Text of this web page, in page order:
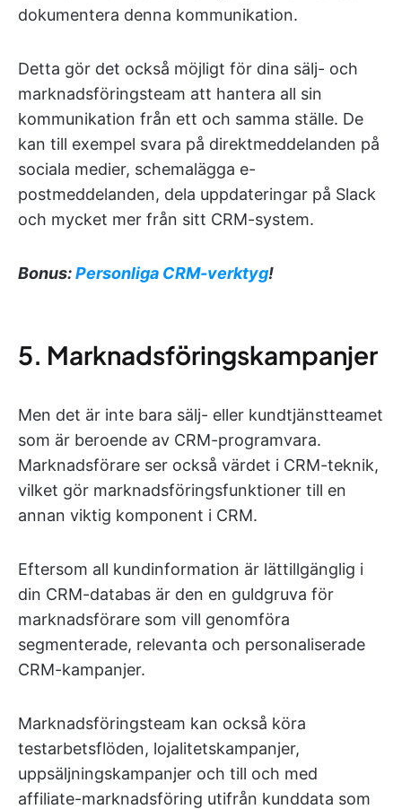
dokumentera denna kommunikation.
Detta gör det också möjligt för dina sälj- och
marknadsföringsteam att hantera all sin
kommunikation från ett och samma ställe. De
kan till exempel svara på direktmeddelanden på
sociala medier, schemalägga e-
postmeddelanden, dela uppdateringar på Slack
och mycket mer från sitt CRM-system.
Bonus:Personliga CRM-verktyg!
5. Marknadsföringskampanjer
Men det är inte bara sälj- eller kundtjänstteamet
som är beroende av CRM-programvara.
Marknadsförare ser också värdet i CRM-teknik,
vilket gör marknadsföringsfunktioner till en
annan viktig komponent i CRM.
Eftersom all kundinformation är lättillgänglig i
din CRM-databas är den en guldgruva för
marknadsförare som vill genomföra
segmenterade, relevanta och personaliserade
CRM-kampanjer.
Marknadsföringsteam kan också köra
testarbetsflöden, lojalitetskampanjer,
uppsäljningskampanjer och till och med
affiliate-marknadsföring utifrån kunddata som